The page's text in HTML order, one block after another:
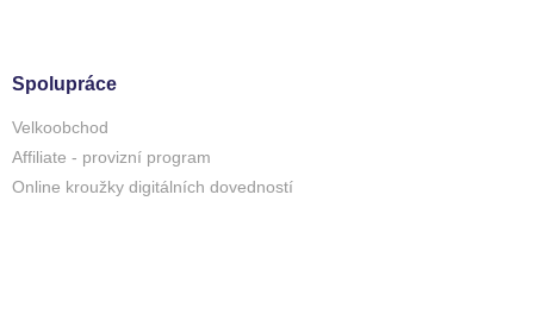
Spolupráce
Velkoobchod
Affiliate - provizní program
Online kroužky digitálních dovedností